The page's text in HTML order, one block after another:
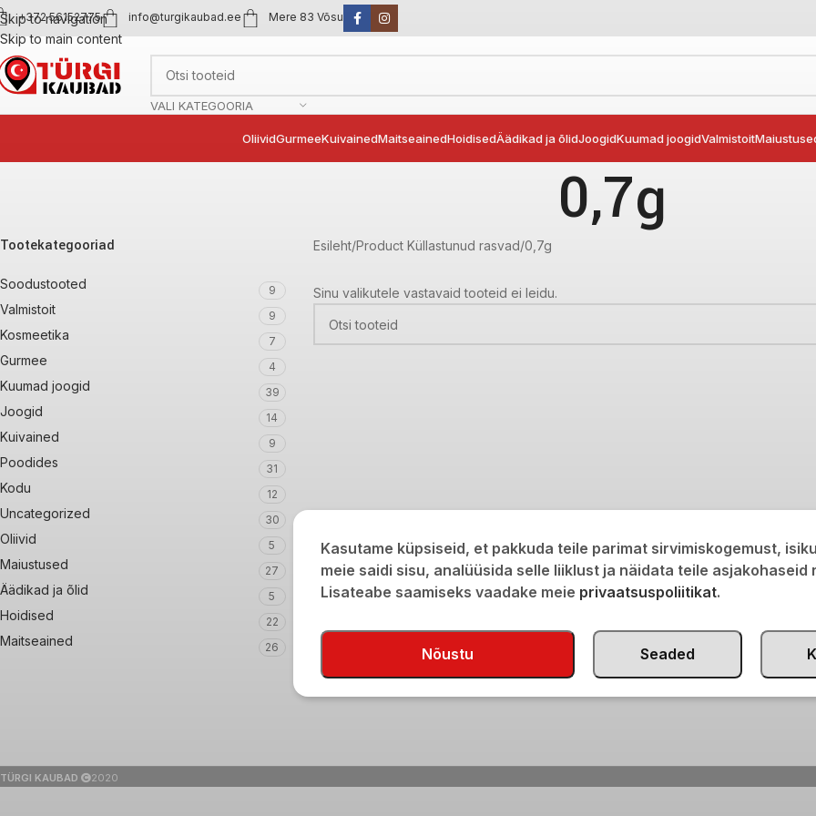
Skip to navigation
Skip to main content
+372 56152775 info@turgikaubad.ee Mere 83 Võsu
VALI KATEGOORIA
OliividGurmeeKuivainedMaitseainedHoidisedÄädikad ja õlidJoogidKuumad joogidValmistoit
0,7g
Tootekategooriad
Soodustooted 9
Valmistoit 9
Kosmeetika 7
Gurmee 4
Kuumad joogid 39
Joogid 14
Kuivained 9
Poodides 31
Kodu 12
Uncategorized 30
Oliivid 5
Maiustused 27
Äädikad ja õlid 5
Hoidised 22
Maitseained 26
Esileht Product Küllastunud rasvad 0,7g
Sinu valikutele vastavaid tooteid ei leidu.
TÜRGI KAUBAD 2020
Kasutame küpsiseid, et pakkuda teile parimat sirvimiskogemust,
meie saidi sisu, analüüsida selle liiklust ja näidata teile asjakohaseid
Lisateabe saamiseks vaadake meie privaatsuspoliitikat.
Nõustu Seaded